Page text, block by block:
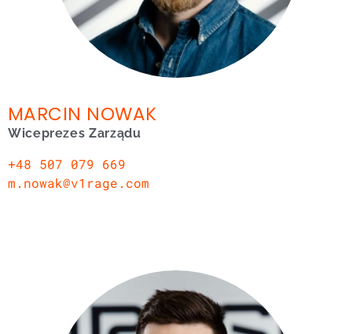
MARCIN NOWAK
Wiceprezes Zarządu
+48 507 079 669
m.nowak@v1rage.com